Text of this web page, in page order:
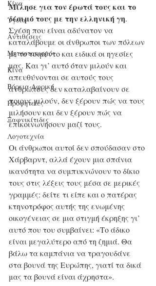
Kίνα
Υγεία
Aντιθέσεις
Μητσοτακισμός
Κίνα
Βόρεια Αφρική
Προφητείες
Ξαφνικίτιδες
Λογοτεχνία
Μίλησε για τον έρωτά τους και το
δέσιμό τους με την ελληνική γη.
Σχέση που είναι αδύνατον να
καταλάβουμε οι άνθρωποι των πόλεων
με το τσιμέντο και ειδικά οι ηγεσίες
μας. Και γι’ αυτό όταν μιλούν και
απευθύνονται σε αυτούς τους
ανθρώπους δεν καταλαβαίνουν σε
ποιους μιλούν, δεν ξέρουν πώς να τους
μιλήσουν και δεν ξέρουν πώς να
επικοινωνήσουν μαζί τους.
Οι άνθρωποι αυτοί δεν σπούδασαν στο
Χάρβαρντ, αλλά έχουν μια σπάνια
ικανότητα να συμπυκνώνουν το δίκιο
τους στις λέξεις τους μέσα σε μερικές
γραμμές: δείτε τι είπε και ο πατέρας
κτηνοτρόφος αυτής της ενωμένης
οικογένειας σε μια στιγμή έκρηξης γι’
αυτό που του συμβαίνει: «Το άδικο
είναι μεγαλύτερο από τη ζημιά. Θα
βάλω τα καμπάνια να τραγουδάνε
στα βουνά της Ευρώπης, γιατί τα δικά
μας τα βουνά είναι άχρηστα».